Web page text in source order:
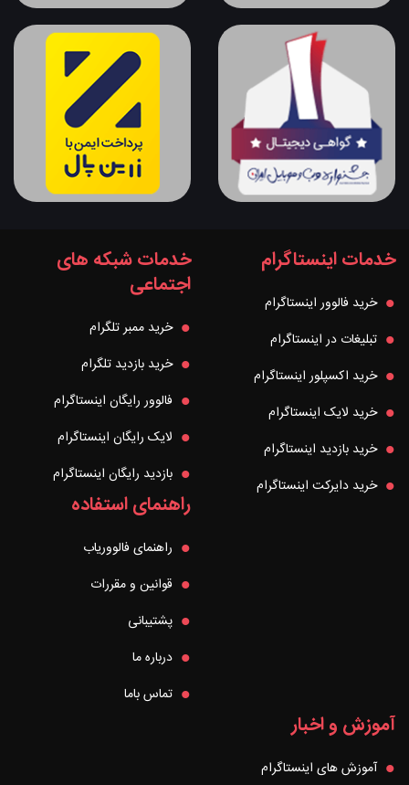
خدمات اینستاگرام
خرید فالوور اینستاگرام
تبلیغات در اینستاگرام
خرید اکسپلور اینستاگرام
خرید لایک اینستاگرام
خرید بازدید اینستاگرام
خرید دایرکت اینستاگرام
خدمات شبکه های
اجتماعی
خرید ممبر تلگرام
خرید بازدید تلگرام
فالوور رایگان اینستاگرام
لایک رایگان اینستاگرام
بازدید رایگان اینستاگرام
راهنمای استفاده
راهنمای فالووریاب
قوانین و مقررات
پشتیبانی
درباره ما
تماس باما
آموزش و اخبار
آموزش های اینستاگرام